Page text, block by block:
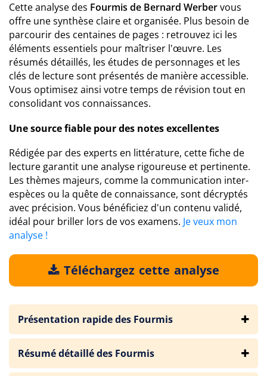
Cette analyse des Fourmis de Bernard Werbervous
offre une synthèse claire et organisée. Plus besoin de
parcourir des centaines de pages : retrouvez ici les
éléments essentiels pour maîtriser l'œuvre. Les
résumés détaillés, les études de personnages et les
clés de lecture sont présentés de manière accessible.
Vous optimisez ainsi votre temps de révision tout en
consolidant vos connaissances.
Une source fiable pour des notes excellentes
Rédigée par des experts en littérature, cette fiche de
lecture garantit une analyse rigoureuse et pertinente.
Les thèmes majeurs, comme la communication inter-
espèces ou la quête de connaissance, sont décryptés
avec précision. Vous bénéficiez d'un contenu validé,
idéal pour briller lors de vos examens. Je veux mon
analyse !
Téléchargez cette analyse
Présentation rapide des Fourmis
Résumé détaillé des Fourmis